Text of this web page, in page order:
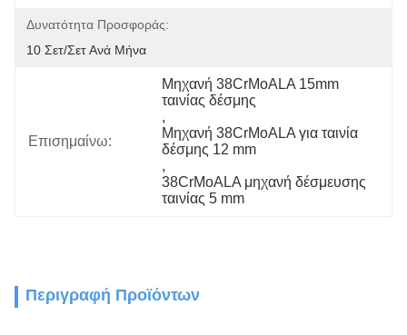
Δυνατότητα Προσφοράς:
10 Σετ/σετ Ανά Μήνα
Επισημαίνω:
Μηχανή 38CrMoALA 15mm
ταινίας δέσμης
,
Μηχανή 38CrMoALA για ταινία
δέσμης 12 mm
,
38CrMoALA μηχανή δέσμευσης
ταινίας 5 mm
Περιγραφή Προϊόντων